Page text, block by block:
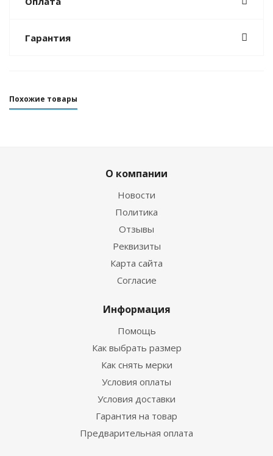
Гарантия
Похожие товары
О компании
Новости
Политика
Отзывы
Реквизиты
Карта сайта
Согласие
Информация
Помощь
Как выбрать размер
Как снять мерки
Условия оплаты
Условия доставки
Гарантия на товар
Предварительная оплата